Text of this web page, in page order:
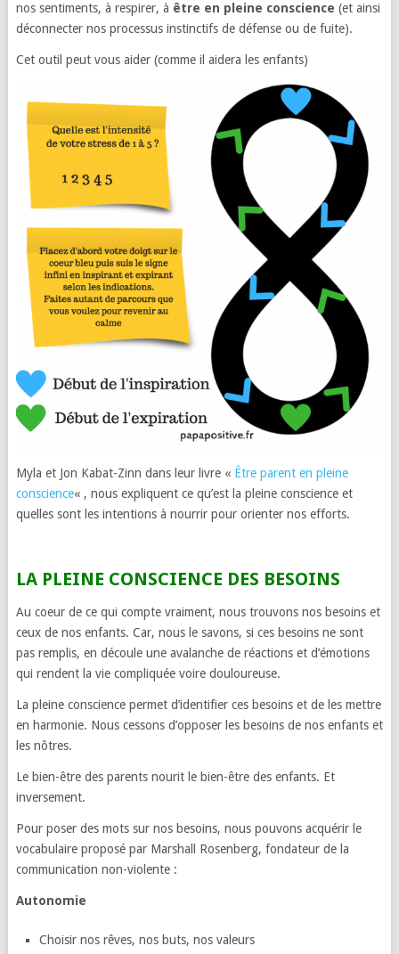
nos sentiments, à respirer, à être en pleine conscience (et ainsi
déconnecter nos processus instinctifs de défense ou de fuite).
Cet outil peut vous aider (comme il aidera les enfants)
Myla et Jon Kabat-Zinn dans leur livre « Être parent en pleine
conscience« , nous expliquent ce qu’est la pleine conscience et
quelles sont les intentions à nourrir pour orienter nos efforts.
LA PLEINE CONSCIENCE DES BESOINS
Au coeur de ce qui compte vraiment, nous trouvons nos besoins et
ceux de nos enfants. Car, nous le savons, si ces besoins ne sont
pas remplis, en découle une avalanche de réactions et d’émotions
qui rendent la vie compliquée voire douloureuse.
La pleine conscience permet d’identifier ces besoins et de les mettre
en harmonie. Nous cessons d’opposer les besoins de nos enfants et
les nôtres.
Le bien-être des parents nourit le bien-être des enfants. Et
inversement.
Pour poser des mots sur nos besoins, nous pouvons acquérir le
vocabulaire proposé par Marshall Rosenberg, fondateur de la
communication non-violente :
Autonomie
Choisir nos rêves, nos buts, nos valeurs